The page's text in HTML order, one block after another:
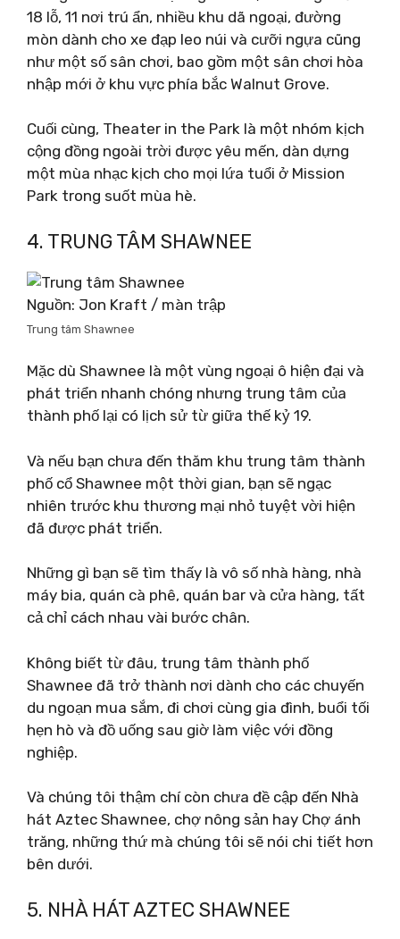
18 lỗ, 11 nơi trú ẩn, nhiều khu dã ngoại, đường
mòn dành cho xe đạp leo núi và cưỡi ngựa cũng
như một số sân chơi, bao gồm một sân chơi hòa
nhập mới ở khu vực phía bắc Walnut Grove.
Cuối cùng, Theater in the Park là một nhóm kịch
cộng đồng ngoài trời được yêu mến, dàn dựng
một mùa nhạc kịch cho mọi lứa tuổi ở Mission
Park trong suốt mùa hè.
4. TRUNG TÂM SHAWNEE
Nguồn: Jon Kraft / màn trập
Trung tâm Shawnee
Mặc dù Shawnee là một vùng ngoại ô hiện đại và
phát triển nhanh chóng nhưng trung tâm của
thành phố lại có lịch sử từ giữa thế kỷ 19.
Và nếu bạn chưa đến thăm khu trung tâm thành
phố cổ Shawnee một thời gian, bạn sẽ ngạc
nhiên trước khu thương mại nhỏ tuyệt vời hiện
đã được phát triển.
Những gì bạn sẽ tìm thấy là vô số nhà hàng, nhà
máy bia, quán cà phê, quán bar và cửa hàng, tất
cả chỉ cách nhau vài bước chân.
Không biết từ đâu, trung tâm thành phố
Shawnee đã trở thành nơi dành cho các chuyến
du ngoạn mua sắm, đi chơi cùng gia đình, buổi tối
hẹn hò và đồ uống sau giờ làm việc với đồng
nghiệp.
Và chúng tôi thậm chí còn chưa đề cập đến Nhà
hát Aztec Shawnee, chợ nông sản hay Chợ ánh
trăng, những thứ mà chúng tôi sẽ nói chi tiết hơn
bên dưới.
5. NHÀ HÁT AZTEC SHAWNEE